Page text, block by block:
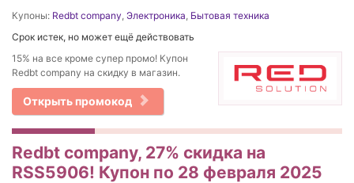
Купоны: Redbt company, Электроника, Бытовая техника
Срок истек, но может ещё действовать
15% на все кроме супер промо! Купон
Redbt company на скидку в магазин.
Открыть промокод
Redbt company, 27% cкидка на
RSS5906! Купон по 28 февраля 2025